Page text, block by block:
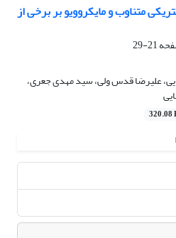
متناوب و مایکروویو بر برخی از
21-29
علیرضا قدس ولی، سید مهدی جعری،
320.08